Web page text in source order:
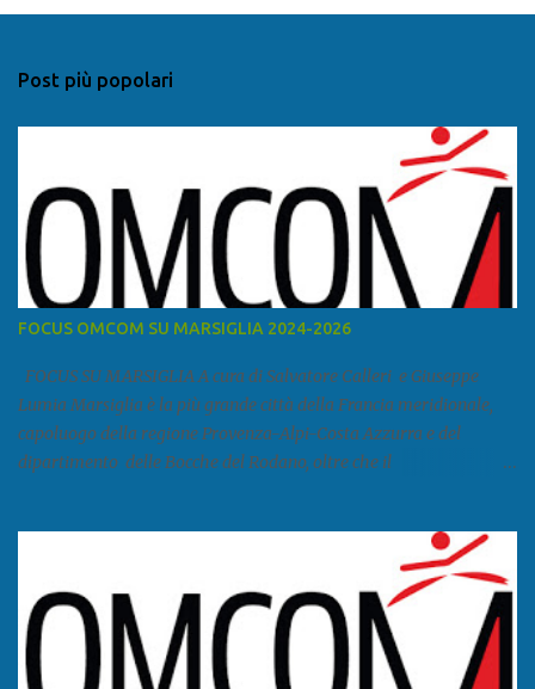
i
Post più popolari
FOCUS OMCOM SU MARSIGLIA 2024-2026
FOCUS SU MARSIGLIA A cura di Salvatore Calleri e Giuseppe
Lumia Marsiglia è la più grande città della Francia meridionale,
capoluogo della regione Provenza-Alpi-Costa Azzurra e del
dipartimento delle Bocche del Rodano, oltre che il
come area metropolitana. Studiare quanto succede a Marsiglia è
molto importante per la geopolitica narcomafiosa perché
Marsiglia ha il porto in asse con la Corsica, Genova, Livorno e
Napoli e le banlieu gemellate con le periferie milanesi. Secondo il
rapporto della DCSA è uno dei principali scali del narcotraffico dal